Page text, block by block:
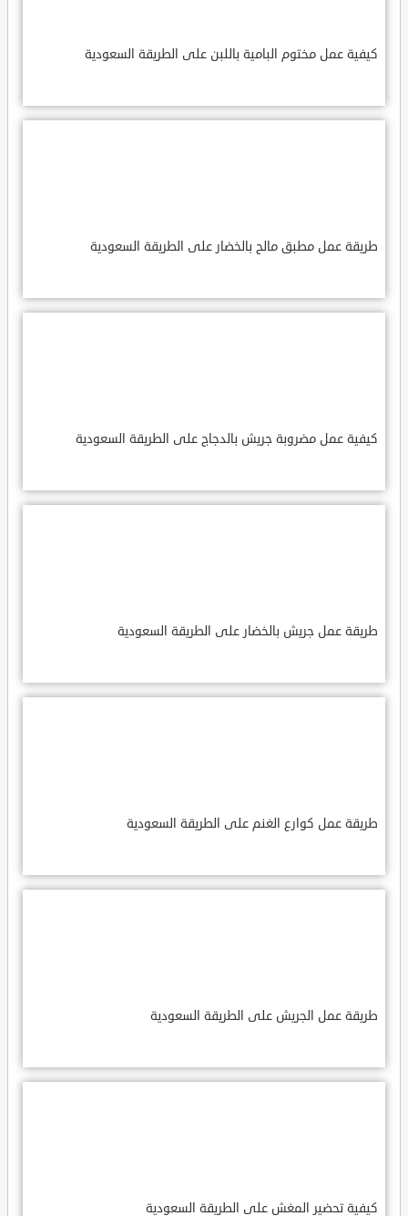
كيفية عمل مختوم البامية باللبن على الطريقة السعودية
طريقة عمل مطبق مالح بالخضار على الطريقة السعودية
كيفية عمل مضروبة جريش بالدجاج على الطريقة السعودية
طريقة عمل جريش بالخضار على الطريقة السعودية
طريقة عمل كوارع الغنم على الطريقة السعودية
طريقة عمل الجريش على الطريقة السعودية
كيفية تحضير المغش على الطريقة السعودية